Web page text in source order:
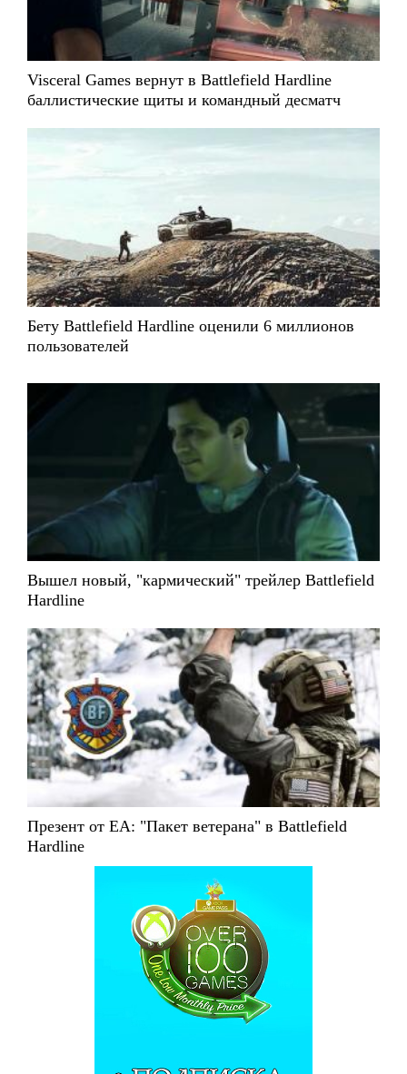
Visceral Games вернут в Battlefield Hardline
баллистические щиты и командный десматч
Бету Battlefield Hardline оценили 6 миллионов
пользователей
Вышел новый, "кармический" трейлер Battlefield
Hardline
Презент от EA: "Пакет ветерана" в Battlefield
Hardline